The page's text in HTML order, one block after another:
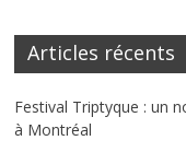
Articles récents
Festival Triptyque : un
à Montréal